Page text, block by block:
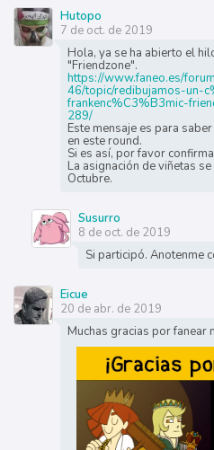
Hutopo
7 de oct. de 2019
Hola, ya se ha abierto el
"Friendzone".
https://www.faneo.es/
46/topic/redibujamos-un-
frankenc%C3%B3mic-
289/
Este mensaje es para
en este round.
Si es así, por favor
La asignación de viñetas
Octubre.
Susurro
8 de oct. de 2019
Si participó. Anotenme
Eicue
20 de abr. de 2019
Muchas gracias por fanear